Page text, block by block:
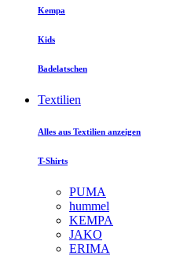
Kempa
Kids
Badelatschen
Textilien
Alles aus Textilien anzeigen
T-Shirts
PUMA
hummel
KEMPA
JAKO
ERIMA